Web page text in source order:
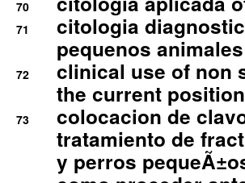
70
71
citologia
pequenos animales
72
clinical use of non
the current position
73
colocacion de
tratamiento de
y perros